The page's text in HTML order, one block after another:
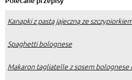
Kanapki z pastą jajeczną ze
Spaghetti bolognese
Makaron tagliatelle z sosem bolognese